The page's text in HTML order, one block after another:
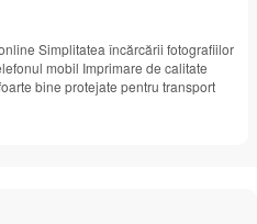
Simplitatea încărcării fotografiilor
mobil Imprimare de calitate
bine protejate pentru transport